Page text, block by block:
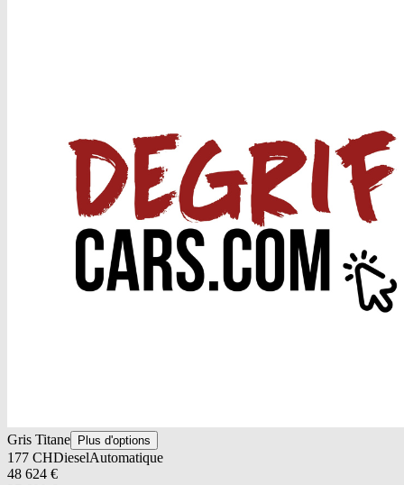
Gris Titane Plus d'options
177 CHDieselAutomatique
48 624 €